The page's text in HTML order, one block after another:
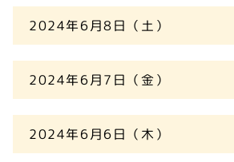
2024年6月8日（土）
2024年6月7日（金）
2024年6月6日（木）